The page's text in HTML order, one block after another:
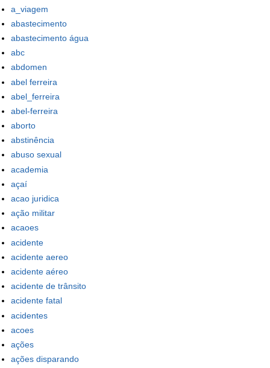
a_viagem
abastecimento
abastecimento água
abc
abdomen
abel ferreira
abel_ferreira
abel-ferreira
aborto
abstinência
abuso sexual
academia
açaí
acao juridica
ação militar
acaoes
acidente
acidente aereo
acidente aéreo
acidente de trânsito
acidente fatal
acidentes
acoes
ações
ações disparando